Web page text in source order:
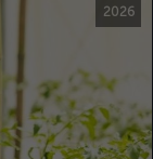
2026